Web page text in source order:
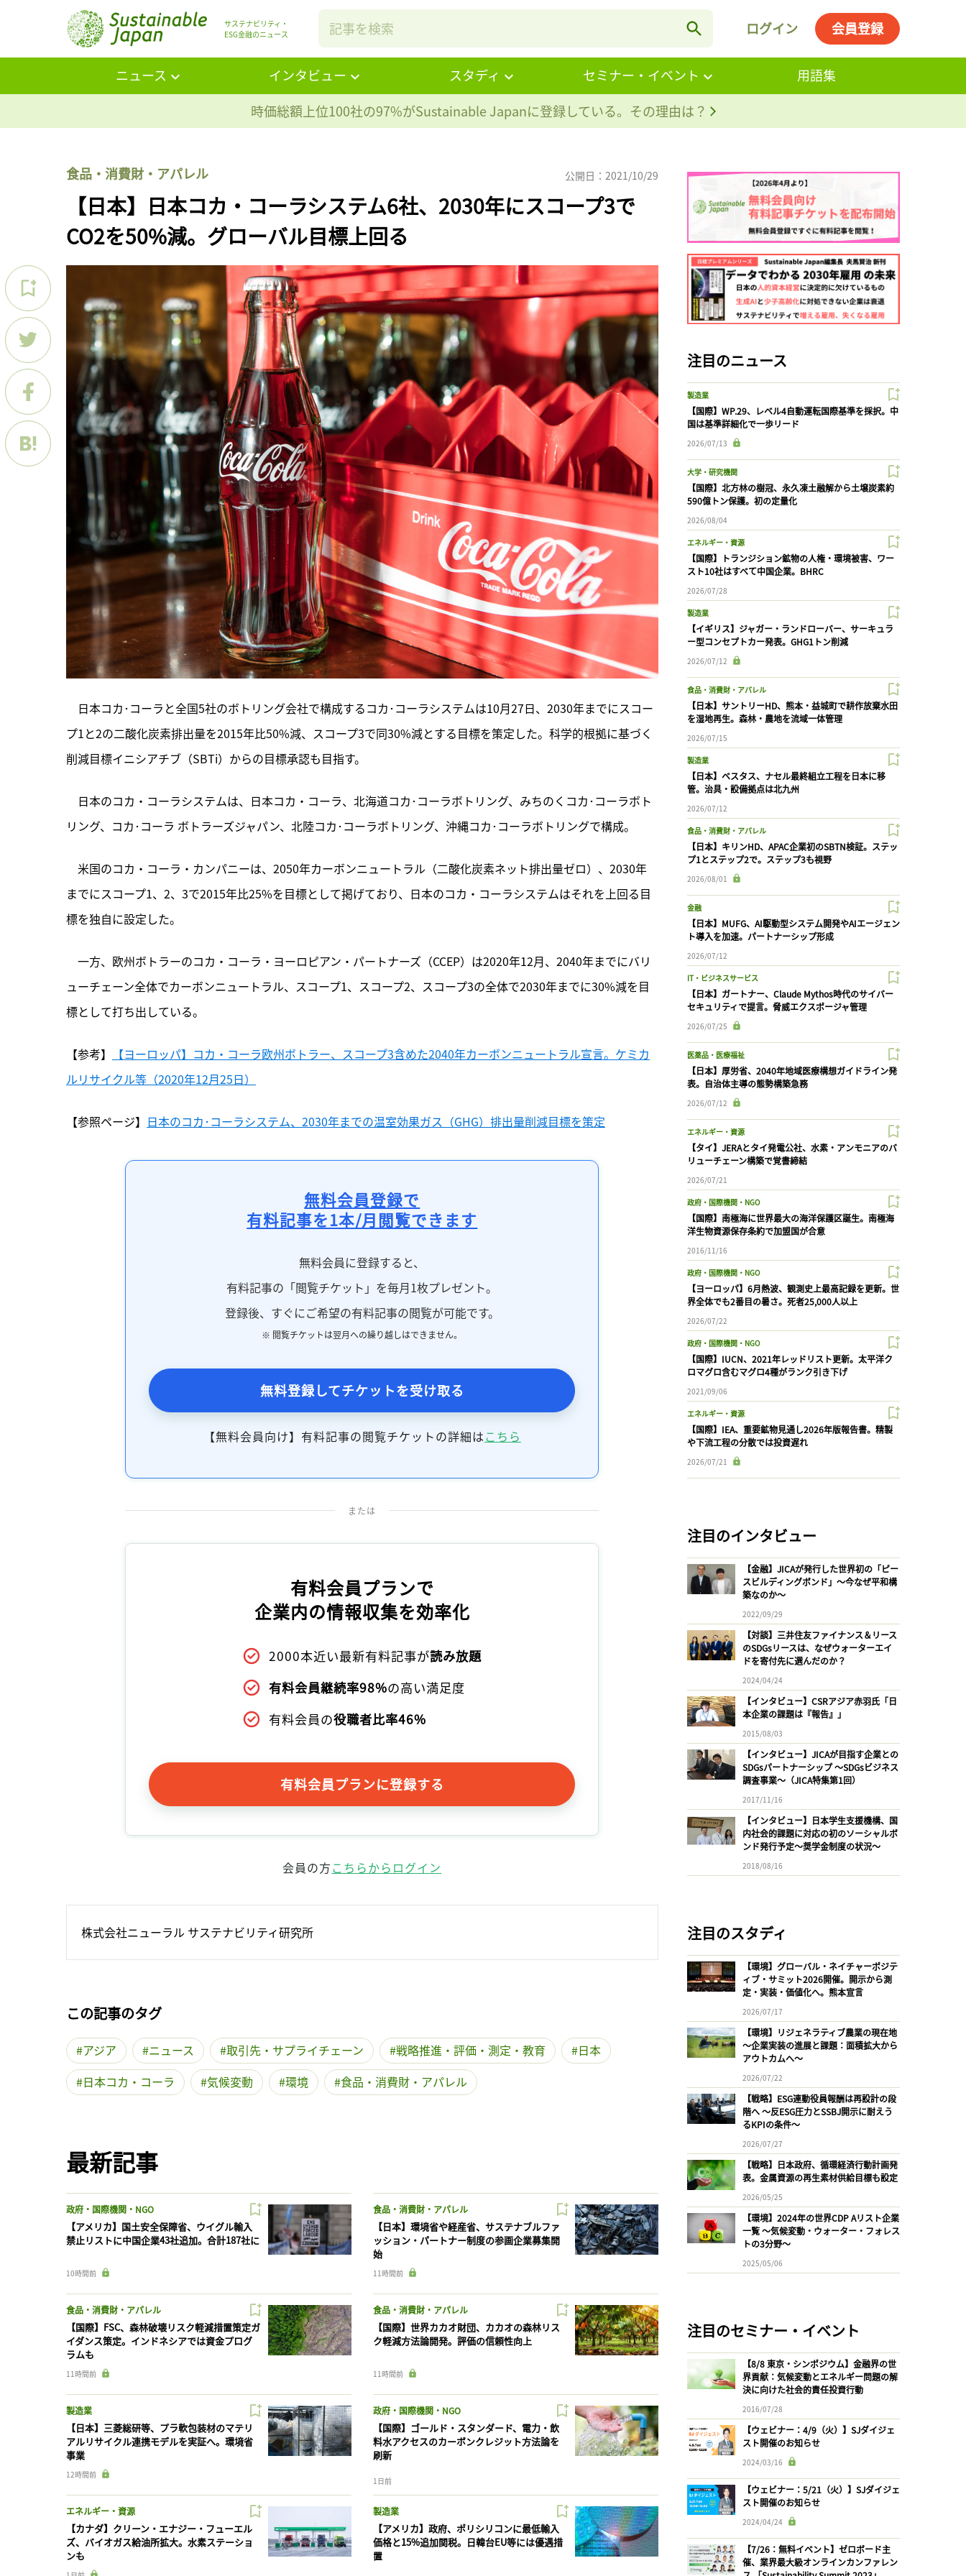
サステナビリティ・
ESG金融のニュース
ログイン 会員登録
ニュース インタビュー スタディ セミナー・イベント
用語集
時価総額上位100社の97%がSustainable Japanに登録している。その理由は？
食品・消費財・アパレル 公開日：2021/10/29
【日本】日本コカ・コーラシステム6社、2030年にスコープ3で
CO2を50%減。グローバル目標上回る
日本コカ･コーラと全国5社のボトリング会社で構成するコカ･コーラシステムは10月27日、2030年までにスコー
プ1と2の二酸化炭素排出量を2015年比50%減、スコープ3で同30%減とする目標を策定した。科学的根拠に基づく
削減目標イニシアチブ（SBTi）からの目標承認も目指す。
日本のコカ・コーラシステムは、 日本コカ・コーラ、北海道コカ･コーラボトリング、みちのくコカ･コーラボト
リング、コカ･コーラ ボトラーズジャパン、北陸コカ･コーラボトリング、沖縄コカ･コーラボトリングで構成。
米国のコカ・コーラ・カンパニーは、2050年カーボンニュートラル（二酸化炭素ネット排出量ゼロ）、2030年
までにスコープ1、2、3で2015年比25%を目標として掲げており、日本のコカ・コーラシステムはそれを上回る目
標を独自に設定した。
一方、欧州ボトラーのコカ・コーラ・ヨーロピアン・パートナーズ（CCEP）は2020年12月、2040年までにバリ
ューチェーン全体でカーボンニュートラル、スコープ1、スコープ2、スコープ3の全体で2030年までに30%減を目
標として打ち出している。
【参考】
【ヨーロッパ】コカ・コーラ欧州ボトラー、スコープ3含めた2040年カーボンニュートラル宣言。ケミカ
ルリサイクル等（2020年12月25日）
【参照ページ】 日本のコカ･コーラシステム、2030年までの温室効果ガス（GHG）排出量削減目標を策定
無料会員登録で
有料記事を1本/月閲覧できます
無料会員に登録すると、
有料記事の「閲覧チケット」を毎月1枚プレゼント。
登録後、すぐにご希望の有料記事の閲覧が可能です。
※ 閲覧チケットは翌月への繰り越しはできません。
無料登録してチケットを受け取る
【無料会員向け】有料記事の閲覧チケットの詳細はこちら
または
有料会員プランで
企業内の情報収集を効率化
2000本近い最新有料記事が読み放題
有料会員継続率98%の高い満足度
有料会員の役職者比率46%
有料会員プランに登録する
会員の方こちらからログイン
株式会社ニューラル サステナビリティ研究所
この記事のタグ
アジア ニュース 取引先・サプライチェーン 戦略推進・評価・測定・教育
日本
日本コカ・コーラ
気候変動 環境 食品・消費財・アパレル
最新記事
政府・国際機関・NGO
【アメリカ】国土安全保障省、ウイグル輸入
禁止リストに中国企業43社追加。合計187社に
10時間前
食品・消費財・アパレル
【日本】環境省や経産省、サステナブルファ
ッション・パートナー制度の参画企業募集開
始
11時間前
食品・消費財・アパレル
【国際】FSC、森林破壊リスク軽減措置策定ガ
イダンス策定。インドネシアでは資金プログ
ラムも
11時間前
食品・消費財・アパレル
【国際】世界カカオ財団、カカオの森林リス
ク軽減方法論開発。評価の信頼性向上
11時間前
製造業
【日本】三菱総研等、プラ軟包装材のマテリ
アルリサイクル連携モデルを実証へ。環境省
事業
12時間前
政府・国際機関・NGO
【国際】ゴールド・スタンダード、電力・飲
料水アクセスのカーボンクレジット方法論を
刷新
1日前
エネルギー・資源
【カナダ】クリーン・エナジー・フューエル
ズ、バイオガス給油所拡大。水素ステーショ
ンも
製造業
【アメリカ】政府、ポリシリコンに最低輸入
価格と15%追加関税。日韓台EU等には優遇措
置
注目のニュース
製造業
【国際】WP.29、レベル4自動運転国際基準を採択。中
国は基準詳細化で一歩リード
2026/07/13
大学・研究機関
【国際】北方林の樹冠、永久凍土融解から土壌炭素約
590億トン保護。初の定量化
2026/08/04
エネルギー・資源
【国際】トランジション鉱物の人権・環境被害、ワー
スト10社はすべて中国企業。BHRC
2026/07/28
製造業
【イギリス】ジャガー・ランドローバー、サーキュラ
ー型コンセプトカー発表。GHG1トン削減
2026/07/12
食品・消費財・アパレル
【日本】サントリーHD、熊本・益城町で耕作放棄水田
を湿地再生。森林・農地を流域一体管理
2026/07/15
製造業
【日本】ベスタス、ナセル最終組立工程を日本に移
管。治具・設備拠点は北九州
2026/07/12
食品・消費財・アパレル
【日本】キリンHD、APAC企業初のSBTN検証。ステッ
プ1とステップ2で。ステップ3も視野
2026/08/01
金融
【日本】MUFG、AI駆動型システム開発やAIエージェン
ト導入を加速。パートナーシップ形成
2026/07/12
IT・ビジネスサービス
【日本】ガートナー、Claude Mythos時代のサイバー
セキュリティで提言。脅威エクスポージャ管理
2026/07/25
医薬品・医療福祉
【日本】厚労省、2040年地域医療構想ガイドライン発
表。自治体主導の態勢構築急務
2026/07/12
エネルギー・資源
【タイ】JERAとタイ発電公社、水素・アンモニアのバ
リューチェーン構築で覚書締結
2026/07/21
政府・国際機関・NGO
【国際】南極海に世界最大の海洋保護区誕生。南極海
洋生物資源保存条約で加盟国が合意
2016/11/16
政府・国際機関・NGO
【ヨーロッパ】6月熱波、観測史上最高記録を更新。世
界全体でも2番目の暑さ。死者25,000人以上
2026/07/22
政府・国際機関・NGO
【国際】IUCN、2021年レッドリスト更新。太平洋ク
ロマグロ含むマグロ4種がランク引き下げ
2021/09/06
エネルギー・資源
【国際】IEA、重要鉱物見通し2026年版報告書。精製
や下流工程の分散では投資遅れ
2026/07/21
注目のインタビュー
【金融】JICAが発行した世界初の「ピー
スビルディングボンド」〜今なぜ平和構
築なのか〜
2022/09/29
【対談】三井住友ファイナンス＆リース
のSDGsリースは、なぜウォーターエイ
ドを寄付先に選んだのか？
2024/04/24
【インタビュー】CSRアジア赤羽氏「日
本企業の課題は『報告』」
2015/08/03
【インタビュー】JICAが目指す企業との
SDGsパートナーシップ 〜SDGsビジネス
調査事業〜（JICA特集第1回）
2017/11/16
【インタビュー】日本学生支援機構、国
内社会的課題に対応の初のソーシャルボ
ンド発行予定〜奨学金制度の状況〜
2018/08/16
注目のスタディ
【環境】グローバル・ネイチャーポジテ
ィブ・サミット2026開催。開示から測
定・実装・価値化へ。熊本宣言
2026/07/17
【環境】リジェネラティブ農業の現在地
〜企業実装の進展と課題：面積拡大から
アウトカムへ〜
2026/07/22
【戦略】ESG連動役員報酬は再設計の段
階へ 〜反ESG圧力とSSBJ開示に耐えう
るKPIの条件〜
2026/07/27
【戦略】日本政府、循環経済行動計画発
表。金属資源の再生素材供給目標も設定
2026/05/25
【環境】2024年の世界CDP Aリスト企業
一覧 〜気候変動・ウォーター・フォレス
トの3分野〜
2025/05/06
注目のセミナー・イベント
【8/8 東京・シンポジウム】金融界の世
界貢献：気候変動とエネルギー問題の解
決に向けた社会的責任投資行動
2016/07/28
【ウェビナー：4/9（火）】SJダイジェ
スト開催のお知らせ
2024/03/16
【ウェビナー：5/21（火）】SJダイジェ
スト開催のお知らせ
2024/04/24
【7/26：無料イベント】ゼロボード主
催、業界最大級オンラインカンファレン
記事をお気に入りに保存するには
ログイン